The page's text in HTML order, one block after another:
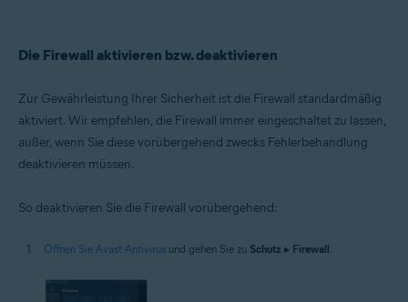
Die Firewall aktivieren bzw. deaktivieren
Zur Gewährleistung Ihrer Sicherheit ist die Firewall standardmäßig
aktiviert. Wir empfehlen, die Firewall immer eingeschaltet zu lassen,
außer, wenn Sie diese vorübergehend zwecks Fehlerbehandlung
deaktivieren müssen.
So deaktivieren Sie die Firewall vorübergehend:
Öffnen Sie Avast Antivirus und gehen Sie zu Schutz ▸ Firewall